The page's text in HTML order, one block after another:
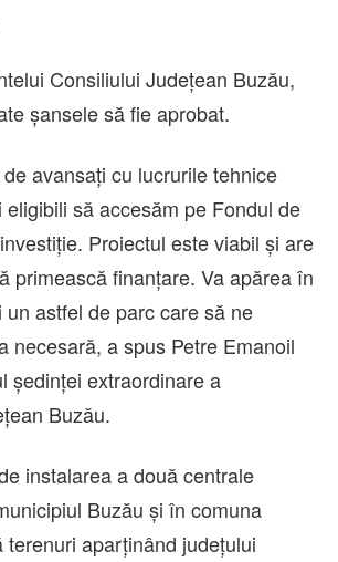
Consiliului Judeţean Buzău,
şansele să fie aprobat.
avansaţi cu lucrurile tehnice
eligibili să accesăm pe Fondul de
Proiectul este viabil şi are
primească finanţare. Va apărea în
astfel de parc care să ne
necesară, a spus Petre Emanoil
şedinţei extraordinare a
Buzău.
instalarea a două centrale
Buzău şi în comuna
terenuri aparţinând judeţului